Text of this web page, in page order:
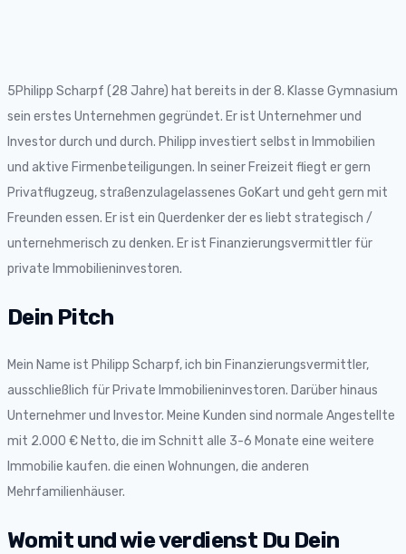
5Philipp Scharpf (28 Jahre) hat bereits in der 8. Klasse Gymnasium
sein erstes Unternehmen gegründet. Er ist Unternehmer und
Investor durch und durch. Philipp investiert selbst in Immobilien
und aktive Firmenbeteiligungen. In seiner Freizeit fliegt er gern
Privatflugzeug, straßenzulagelassenes GoKart und geht gern mit
Freunden essen. Er ist ein Querdenker der es liebt strategisch /
unternehmerisch zu denken. Er ist Finanzierungsvermittler für
private Immobilieninvestoren.
Dein Pitch
Mein Name ist Philipp Scharpf, ich bin Finanzierungsvermittler,
ausschließlich für Private Immobilieninvestoren. Darüber hinaus
Unternehmer und Investor. Meine Kunden sind normale Angestellte
mit 2.000 € Netto, die im Schnitt alle 3-6 Monate eine weitere
Immobilie kaufen. die einen Wohnungen, die anderen
Mehrfamilienhäuser.
Womit und wie verdienst Du Dein